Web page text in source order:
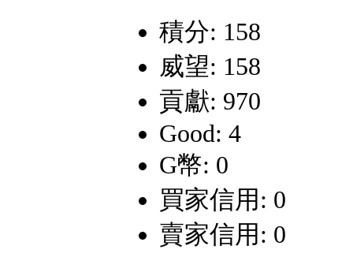
積分: 158
威望: 158
貢獻: 970
Good: 4
G幣: 0
買家信用: 0
賣家信用: 0